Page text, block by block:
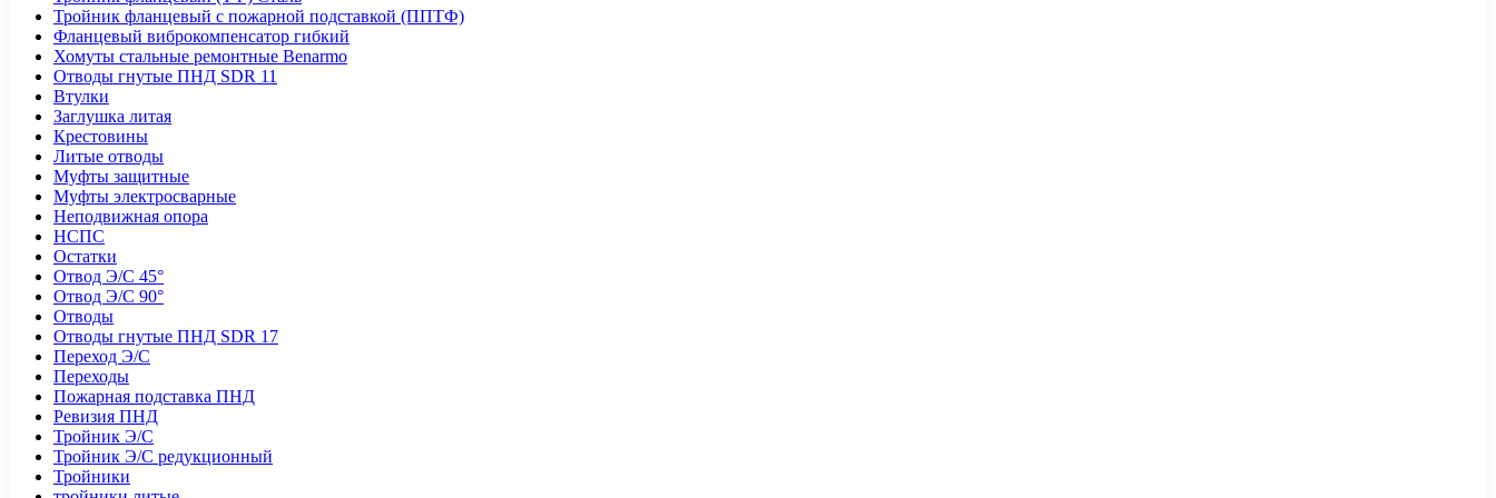
Тройник фланцевый с пожарной подставкой (ППТФ)
Фланцевый виброкомпенсатор гибкий
Хомуты стальные ремонтные Benarmo
Отводы гнутые ПНД SDR 11
Втулки
Заглушка литая
Крестовины
Литые отводы
Муфты защитные
Муфты электросварные
Неподвижная опора
НСПС
Остатки
Отвод Э/С 45°
Отвод Э/С 90°
Отводы
Отводы гнутые ПНД SDR 17
Переход Э/С
Переходы
Пожарная подставка ПНД
Ревизия ПНД
Тройник Э/С
Тройник Э/С редукционный
Тройники